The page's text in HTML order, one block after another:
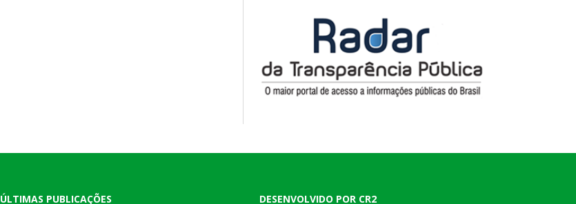
ÚLTIMAS PUBLICAÇÕES DESENVOLVIDO POR CR2